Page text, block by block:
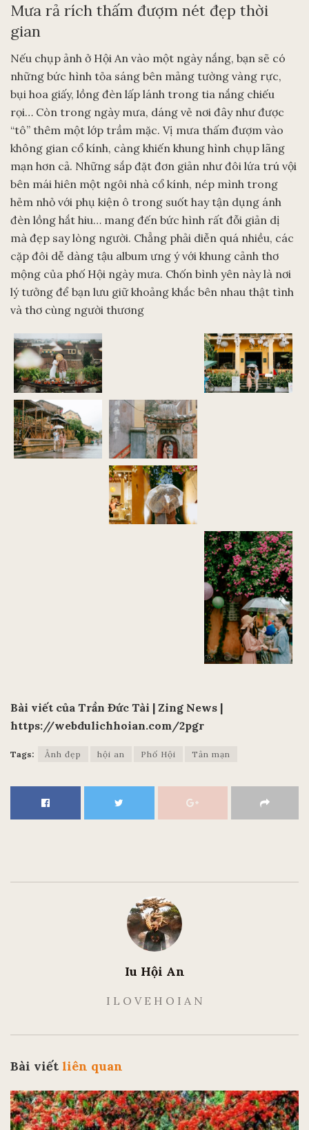
Mưa rả rích thấm đượm nét đẹp thời
gian
Nếu chụp ảnh ở Hội An vào một ngày nắng, bạn sẽ có
những bức hình tỏa sáng bên mảng tường vàng rực,
bụi hoa giấy, lồng đèn lấp lánh trong tia nắng chiếu
rọi… Còn trong ngày mưa, dáng vẻ nơi đây như được
“tô” thêm một lớp trầm mặc. Vị mưa thấm đượm vào
không gian cổ kính, càng khiến khung hình chụp lãng
mạn hơn cả. Những sắp đặt đơn giản như đôi lứa trú vội
bên mái hiên một ngôi nhà cổ kính, nép mình trong
hẻm nhỏ với phụ kiện ô trong suốt hay tận dụng ánh
đèn lồng hắt hiu… mang đến bức hình rất đỗi giản dị
mà đẹp say lòng người. Chẳng phải diễn quá nhiều, các
cặp đôi dễ dàng tậu album ưng ý với khung cảnh thơ
mộng của phố Hội ngày mưa. Chốn bình yên này là nơi
lý tưởng để bạn lưu giữ khoảng khắc bên nhau thật tình
và thơ cùng người thương
Bài viết của Trần Đức Tài | Zing News |
https://webdulichhoian.com/2pgr
Tags: Ảnh đẹp hội an Phố Hội Tản mạn
Iu Hội An
Bài viếtliên quan